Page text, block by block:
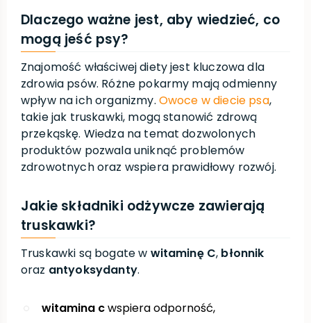
Dlaczego ważne jest, aby wiedzieć, co
mogą jeść psy?
Znajomość właściwej diety jest kluczowa dla
zdrowia psów. Różne pokarmy mają odmienny
wpływ na ich organizmy. Owoce w diecie psa,
takie jak truskawki, mogą stanowić zdrową
przekąskę. Wiedza na temat dozwolonych
produktów pozwala uniknąć problemów
zdrowotnych oraz wspiera prawidłowy rozwój.
Jakie składniki odżywcze zawierają
truskawki?
Truskawki są bogate w witaminę C, błonnik
oraz antyoksydanty.
witamina cwspiera odporność,